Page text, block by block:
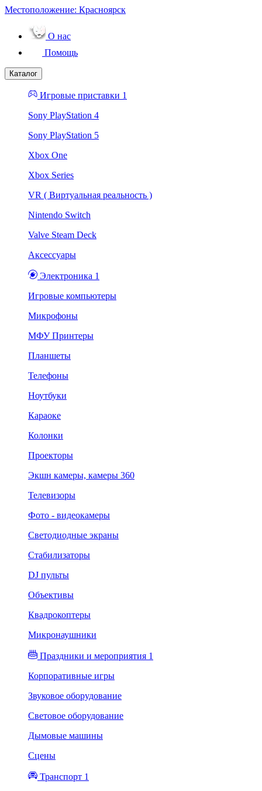
Местоположение: Красноярск
О нас
Помощь
Каталог
Игровые приставки 1
Sony PlayStation 4
Sony PlayStation 5
Xbox One
Xbox Series
VR ( Виртуальная реальность )
Nintendo Switch
Valve Steam Deck
Аксессуары
Электроника 1
Игровые компьютеры
Микрофоны
МФУ Принтеры
Планшеты
Телефоны
Ноутбуки
Караоке
Колонки
Проекторы
Экшн камеры, камеры 360
Телевизоры
Фото - видеокамеры
Светодиодные экраны
Стабилизаторы
DJ пульты
Объективы
Квадрокоптеры
Микронаушники
Праздники и мероприятия 1
Корпоративные игры
Звуковое оборудование
Световое оборудование
Дымовые машины
Сцены
Транспорт 1